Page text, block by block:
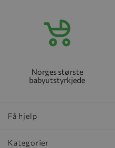
Norges største
babyutstyrkjede
Få hjelp
Kategorier